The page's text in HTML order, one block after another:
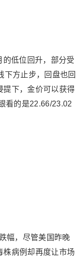
低位回升，部分受
下方止步，回盘也回
提下，金价可以获得
看的是22.66/23.02
幅，尽管美国昨晚
株病例却再度让市场